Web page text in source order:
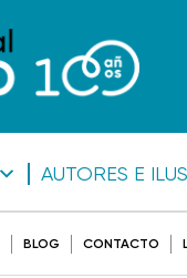
AUTORES E
BLOG CONTACTO